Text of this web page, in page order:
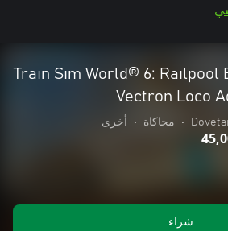
Train Sim World® 6: Railpool
Vectron Loco
• محاكاة • أخرى
شراء